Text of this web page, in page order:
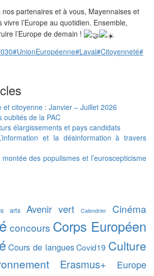
partenaires et à vous, Mayennaises et
vivre l’Europe au quotidien. Ensemble,
l’Europe de demain !
#UnionEuropéenne#Laval#Citoyenneté#
et citoyenne : Janvier – Juillet 2026
oubliés de la PAC
élargissements et pays candidats
et la désinformation à travers
des populismes et l’euroscepticisme
arts Avenir vert Calendrier Cinéma
concours Corps Européen
Cours de langues Covid19 Culture
Erasmus+
Europe